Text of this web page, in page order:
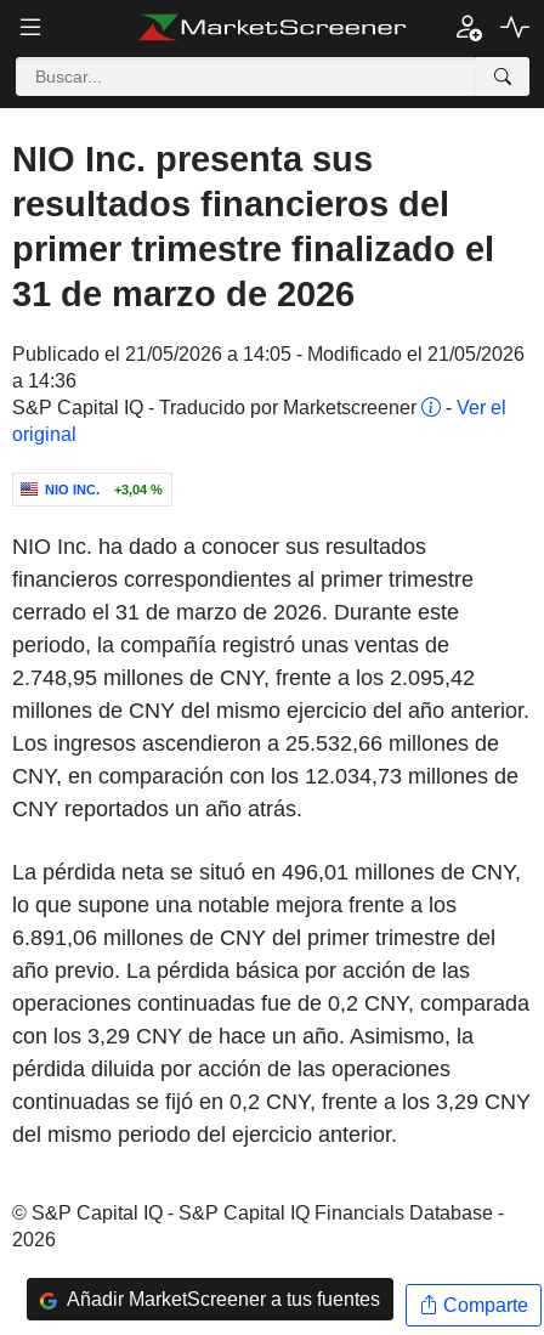
NIO Inc. presenta sus
resultados financieros del
primer trimestre finalizado el
31 de marzo de 2026
Publicado el 21/05/2026 a 14:05 - Modificado el 21/05/2026
a 14:36
S&P Capital IQ - Traducido por Marketscreener
- Ver el
original
NIO INC. +3,04 %
NIO Inc. ha dado a conocer sus resultados
financieros correspondientes al primer trimestre
cerrado el 31 de marzo de 2026. Durante este
periodo, la compañía registró unas ventas de
2.748,95 millones de CNY, frente a los 2.095,42
millones de CNY del mismo ejercicio del año anterior.
Los ingresos ascendieron a 25.532,66 millones de
CNY, en comparación con los 12.034,73 millones de
CNY reportados un año atrás.
La pérdida neta se situó en 496,01 millones de CNY,
lo que supone una notable mejora frente a los
6.891,06 millones de CNY del primer trimestre del
año previo. La pérdida básica por acción de las
operaciones continuadas fue de 0,2 CNY, comparada
con los 3,29 CNY de hace un año. Asimismo, la
pérdida diluida por acción de las operaciones
continuadas se fijó en 0,2 CNY, frente a los 3,29 CNY
del mismo periodo del ejercicio anterior.
© S&P Capital IQ - S&P Capital IQ Financials Database -
2026
Añadir MarketScreener a tus fuentes Comparte